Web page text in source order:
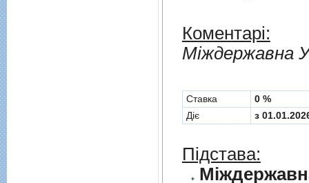
Коментарі:
Мiждержавна
Cтавка
0 %
Діє
з
Підстава: